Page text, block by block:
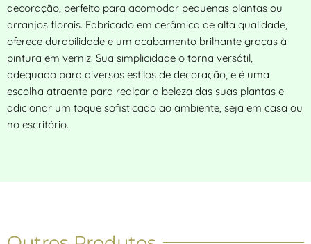
decoração, perfeito para acomodar pequenas plantas ou
arranjos florais. Fabricado em cerâmica de alta qualidade,
oferece durabilidade e um acabamento brilhante graças à
pintura em verniz. Sua simplicidade o torna versátil,
adequado para diversos estilos de decoração, e é uma
escolha atraente para realçar a beleza das suas plantas e
adicionar um toque sofisticado ao ambiente, seja em casa ou
no escritório.